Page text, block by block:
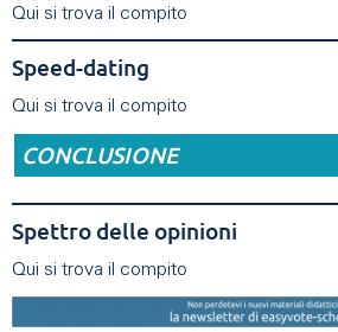
Qui si trova il compito
Speed-dating
Qui si trova il compito
CONCLUSIONE
Spettro delle opinioni
Qui si trova il compito